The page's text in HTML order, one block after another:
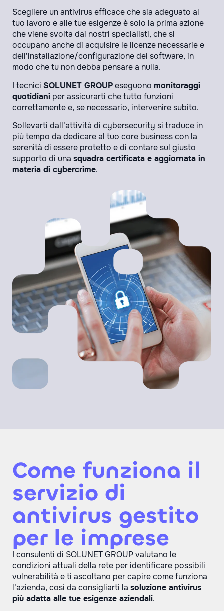
Scegliere un antivirus efficace che sia adeguato al
tuo lavoro e alle tue esigenze è solo la prima azione
che viene svolta dai nostri specialisti, che si
occupano anche di acquisire le licenze necessarie e
dell’installazione/configurazione del software, in
modo che tu non debba pensare a nulla.
I tecnici SOLUNET GROUPeseguono monitoraggi
quotidiani per assicurarti che tutto funzioni
correttamente e, se necessario, intervenire subito.
Sollevarti dall’attività di cybersecurity si traduce in
più tempo da dedicare al tuo core business con la
serenità di essere protetto e di contare sul giusto
supporto di una squadra certificata e aggiornata in
materia di cybercrime.
Come funziona il
servizio di
antivirus gestito
per le imprese
I consulenti di SOLUNET GROUP valutano le
condizioni attuali della rete per identificare possibili
vulnerabilità e ti ascoltano per capire come funziona
l’azienda, così da consigliarti la soluzione antivirus
più adatta alle tue esigenze aziendali.